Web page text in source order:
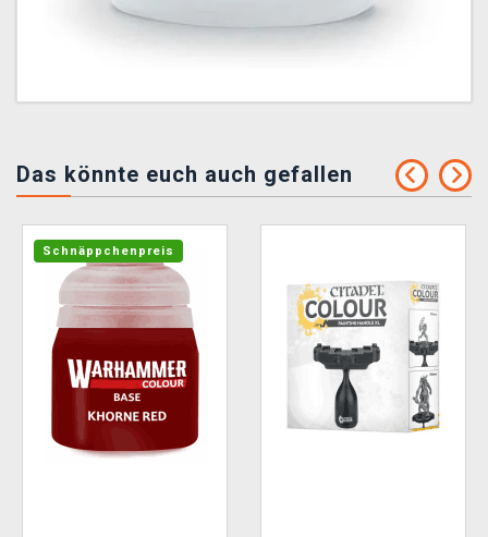
Das könnte euch auch gefallen
Schnäppchenpreis